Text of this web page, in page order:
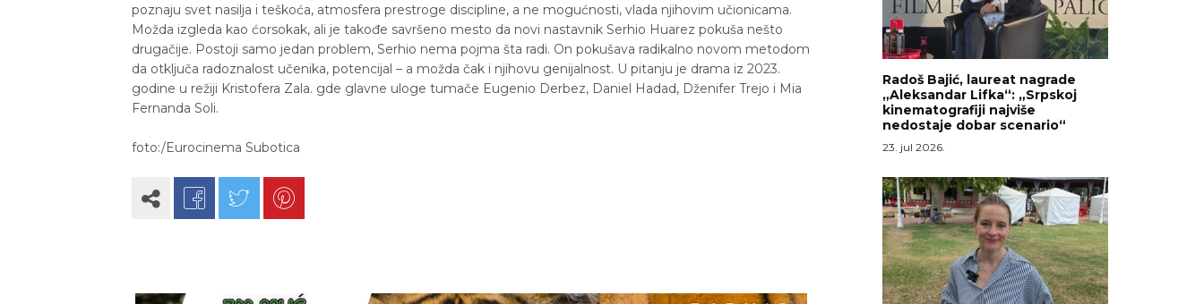
poznaju svet nasilja i teškoća, atmosfera prestroge discipline, a ne mogućnosti, vlada njihovim učionicama.
Možda izgleda kao ćorsokak, ali je takođe savršeno mesto da novi nastavnik Serhio Huarez pokuša nešto
drugačije. Postoji samo jedan problem, Serhio nema pojma šta radi. On pokušava radikalno novom metodom
da otključa radoznalost učenika, potencijal – a možda čak i njihovu genijalnost. U pitanju je drama iz 2023.
godine u režiji Kristofera Zala. gde glavne uloge tumače Eugenio Derbez, Daniel Hadad, Dženifer Trejo i Mia
Fernanda Soli.
foto:/Eurocinema Subotica
Radoš Bajić, laureat nagrade
„Aleksandar Lifka“: „Srpskoj
kinematografiji najviše
nedostaje dobar scenario“
23. jul 2026.